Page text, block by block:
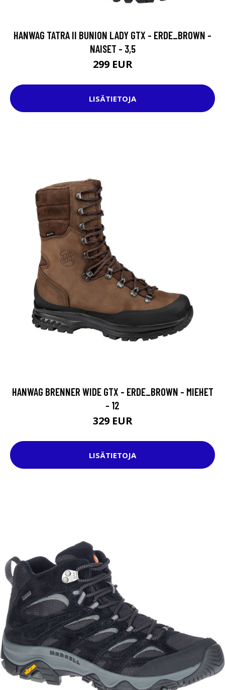
HANWAG TATRA II BUNION LADY GTX - ERDE_BROWN -
NAISET - 3,5
299 EUR
LISÄTIETOJA
HANWAG BRENNER WIDE GTX - ERDE_BROWN - MIEHET
- 12
329 EUR
LISÄTIETOJA